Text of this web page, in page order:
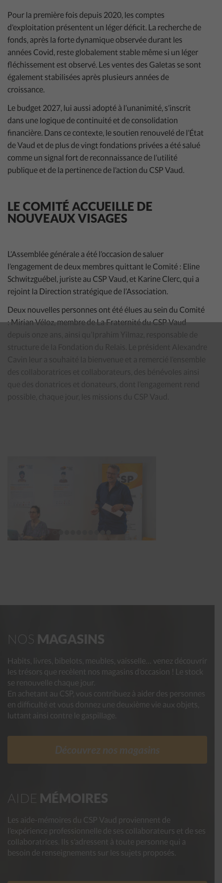
Pour la première fois depuis 2020, les comptes
d’exploitation présentent un léger déficit. La recherche de
fonds, après la forte dynamique observée durant les
années Covid, reste globalement stable même si un léger
fléchissement est observé. Les ventes des Galetas se sont
également stabilisées après plusieurs années de
croissance.
Le budget 2027, lui aussi adopté à l’unanimité, s’inscrit
dans une logique de continuité et de consolidation
financière. Dans ce contexte, le soutien renouvelé de l’État
de Vaud et de plus de vingt fondations privées a été salué
comme un signal fort de reconnaissance de l’utilité
publique et de la pertinence de l’action du CSP Vaud.
LE COMITÉ ACCUEILLE DE
NOUVEAUX VISAGES
L’Assemblée générale a été l’occasion de saluer
l’engagement de deux membres quittant le Comité : Eline
Schwitzguébel, juriste au CSP Vaud, et Karine Clerc, qui a
rejoint la Direction stratégique de l’Association.
Deux nouvelles personnes ont été élues au sein du Comité
: Mirian Véloz, membre de La Fraternité du CSP Vaud
NOS MAGASINS
Habits, livres, bibelots, meubles, vaisselle… venez découvrir
les trésors que recèlent nos magasins d’occasion ! Le stock
se renouvelle chaque jour.
En achetant au CSP, vous contribuez à aider des personnes
en difficulté et vous donnez une deuxième vie aux objets,
luttant ainsi contre le gaspillage.
Découvrez nos magasins
AIDE MÉMOIRES
Les aide-mémoires du CSP Vaud proviennent de
l’expérience professionnelle de ses collaborateurs et de ses
collaboratrices. Ils s’adressent à toute personne qui a
besoin de renseignements sur les sujets proposés.